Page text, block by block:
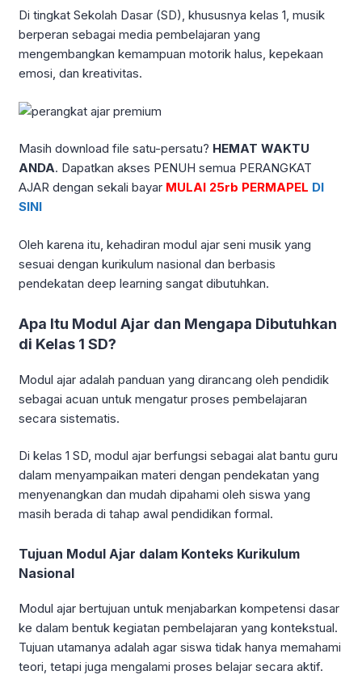
Di tingkat Sekolah Dasar (SD), khususnya kelas 1, musik
berperan sebagai media pembelajaran yang
mengembangkan kemampuan motorik halus, kepekaan
emosi, dan kreativitas.
Masih download file satu-persatu? HEMAT WAKTU
ANDA. Dapatkan akses PENUH semua PERANGKAT
AJAR dengan sekali bayar MULAI 25rb PERMAPEL DI
SINI
Oleh karena itu, kehadiran modul ajar seni musik yang
sesuai dengan kurikulum nasional dan berbasis
pendekatan deep learning sangat dibutuhkan.
Apa Itu Modul Ajar dan Mengapa Dibutuhkan
di Kelas 1 SD?
Modul ajar adalah panduan yang dirancang oleh pendidik
sebagai acuan untuk mengatur proses pembelajaran
secara sistematis.
Di kelas 1 SD, modul ajar berfungsi sebagai alat bantu guru
dalam menyampaikan materi dengan pendekatan yang
menyenangkan dan mudah dipahami oleh siswa yang
masih berada di tahap awal pendidikan formal.
Tujuan Modul Ajar dalam Konteks Kurikulum
Nasional
Modul ajar bertujuan untuk menjabarkan kompetensi dasar
ke dalam bentuk kegiatan pembelajaran yang kontekstual.
Tujuan utamanya adalah agar siswa tidak hanya memahami
teori, tetapi juga mengalami proses belajar secara aktif.